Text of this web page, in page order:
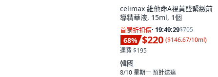
celimax 維他命A視黃醛緊緻前
導精華液, 15ml, 1個
首購折扣價· 19:49:28$705
68% $220 ($146.67/10ml)
運費 $195
韓國
8/10 星期一預計送達